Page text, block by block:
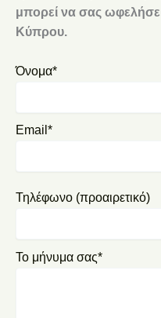
μπορεί να σας
Κύπρου.
Όνομα*
Email*
Τηλέφωνο (προαιρετικό)
Το μήνυμα σας*